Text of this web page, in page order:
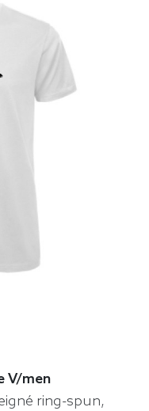
V/men
ring-spun,